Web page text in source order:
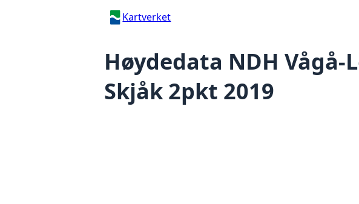
Kartverket
Høydedata NDH Vågå-
Skjåk 2pkt 2019